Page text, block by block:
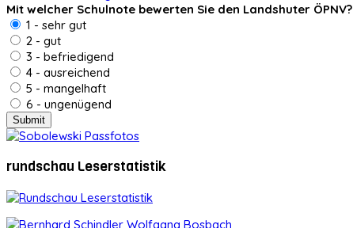
Mit welcher Schulnote bewerten Sie den Landshuter ÖPNV?
1 - sehr gut
2 - gut
3 - befriedigend
4 - ausreichend
5 - mangelhaft
6 - ungenügend
rundschau Leserstatistik